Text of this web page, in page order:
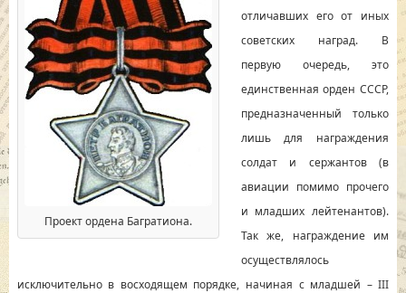
Проект ордена Багратиона.
отличавших его от иных
советских наград. В
первую очередь, это
единственная орден СССР,
предназначенный только
лишь для награждения
солдат и сержантов (в
авиации помимо прочего
и младших лейтенантов).
Так же, награждение им
осуществлялось
исключительно в восходящем порядке, начиная с младшей – III